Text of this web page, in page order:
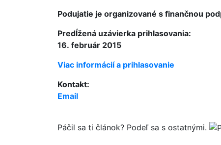
Podujatie je organizované s finančnou
Predĺžená uzávierka prihlasovania:
16. február 2015
Viac informácií a prihlasovanie
Kontakt:
Email
Páčil sa ti článok? Podeľ sa s ostatnými.